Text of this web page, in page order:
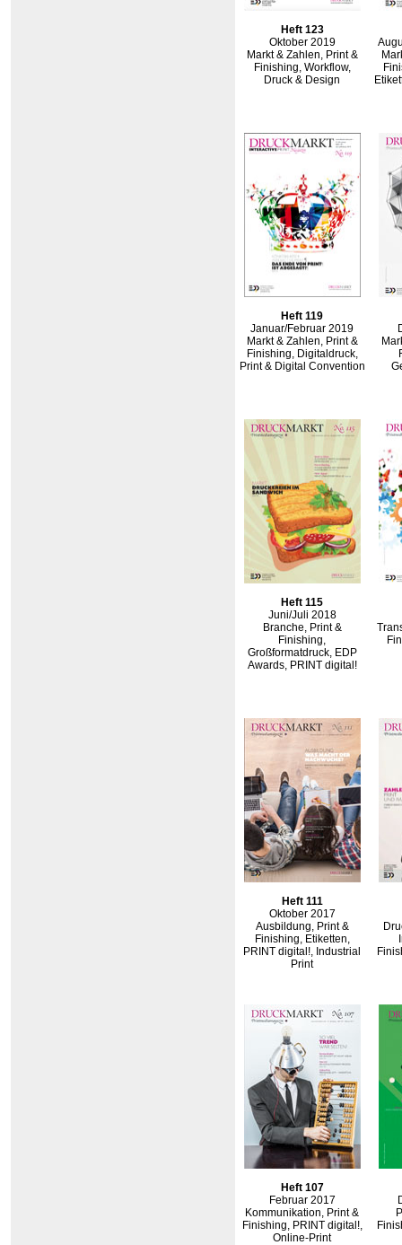
Heft 123
Oktober 2019
Markt & Zahlen, Print &
Finishing, Workflow,
Druck & Design
Heft 119
Januar/Februar 2019
Markt & Zahlen, Print &
Finishing, Digitaldruck,
Print & Digital Convention
Heft 115
Juni/Juli 2018
Branche, Print &
Finishing,
Großformatdruck, EDP
Awards, PRINT digital!
Heft 111
Oktober 2017
Ausbildung, Print &
Finishing, Etiketten,
PRINT digital!, Industrial
Print
Heft 107
Februar 2017
Kommunikation, Print &
Finishing, PRINT digital!,
Online-Print